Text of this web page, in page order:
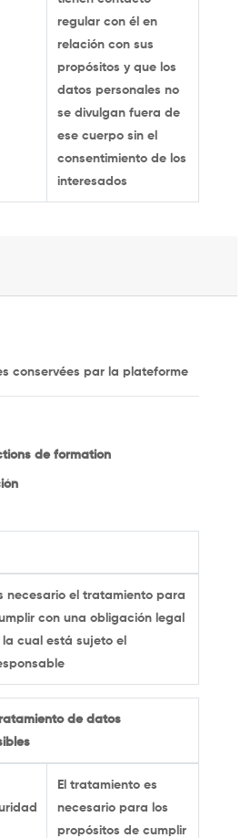
regular con él en
relación con sus
propósitos y que los
datos personales no
se divulgan fuera de
ese cuerpo sin el
consentimiento de los
interesados
conservées par la plateforme
de formation
necesario el tratamiento para
con una obligación legal
cual está sujeto el
de datos
El tratamiento es
necesario para los
propósitos de cumplir